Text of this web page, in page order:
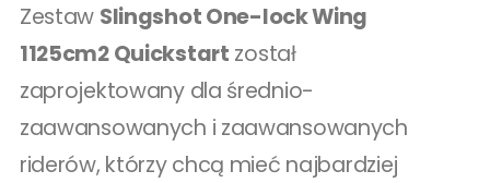
Zestaw Slingshot One-lock Wing
1125cm2 Quickstart został
zaprojektowany dla średnio-
zaawansowanych i zaawansowanych
riderów, którzy chcą mieć najbardziej